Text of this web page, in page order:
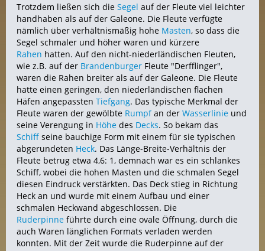
Trotzdem ließen sich die Segel auf der Fleute viel leichter
handhaben als auf der Galeone. Die Fleute verfügte
nämlich über verhältnismäßig hohe Masten, so dass die
Segel schmaler und höher waren und kürzere
Rahen hatten. Auf den nicht-niederländischen Fleuten,
wie z.B. auf der Brandenburger Fleute "Derfflinger",
waren die Rahen breiter als auf der Galeone. Die Fleute
hatte einen geringen, den niederländischen flachen
Häfen angepassten Tiefgang. Das typische Merkmal der
Fleute waren der gewölbte Rumpfan der Wasserlinie und
seine Verengung in Höhe des Decks. So bekam das
Schiff seine bauchige Form mit einem für sie typischen
abgerundeten Heck. Das Länge-Breite-Verhältnis der
Fleute betrug etwa 4,6: 1, demnach war es ein schlankes
Schiff, wobei die hohen Masten und die schmalen Segel
diesen Eindruck verstärkten. Das Deck stieg in Richtung
Heck an und wurde mit einem Aufbau und einer
schmalen Heckwand abgeschlossen. Die
Ruderpinne führte durch eine ovale Öffnung, durch die
auch Waren länglichen Formats verladen werden
konnten. Mit der Zeit wurde die Ruderpinne auf der